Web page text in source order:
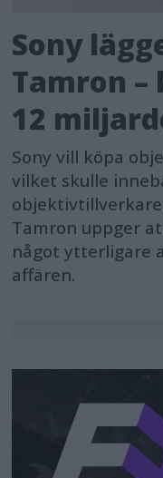
Sony
Tamron
12
Sony vill köpa
vilket skulle
Tamron uppger
något ytterligare
affären.